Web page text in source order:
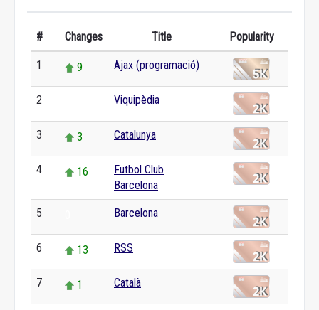
# Changes Title Popularity
1 9 Ajax (programació)
2 Viquipèdia
3 3 Catalunya
4 16
Futbol Club
Barcelona
5 Barcelona
6 13 RSS
7 1 Català